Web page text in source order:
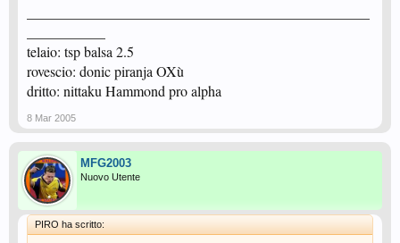
telaio: tsp balsa 2.5
rovescio: donic piranja OXù
dritto: nittaku Hammond pro alpha
8 Mar 2005
MFG2003
Nuovo Utente
PIRO ha scritto: